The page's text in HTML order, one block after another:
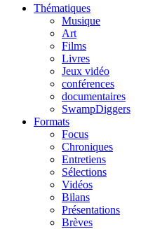
Thématiques
Musique
Art
Films
Livres
Jeux vidéo
conférences
documentaires
SwampDiggers
Formats
Focus
Chroniques
Entretiens
Sélections
Vidéos
Bilans
Présentations
Brèves